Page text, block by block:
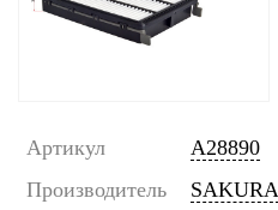
Артикул
A28890
Производитель
SAKURA